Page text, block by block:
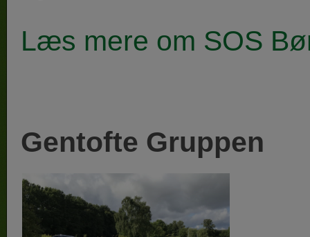
Læs mere om SOS
Gentofte Gruppen